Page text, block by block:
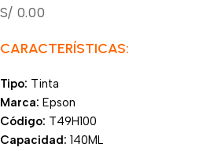
S/ 0.00
CARACTERÍSTICAS:
Tipo: Tinta
Marca: Epson
Código: T49H100
Capacidad: 140ML